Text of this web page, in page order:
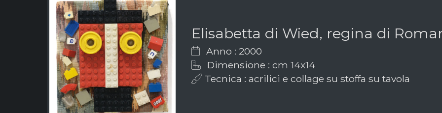
Elisabetta di Wied, regina di
Anno : 2000
Dimensione : cm 14x14
Tecnica : acrilici e collage su stoffa su tavola